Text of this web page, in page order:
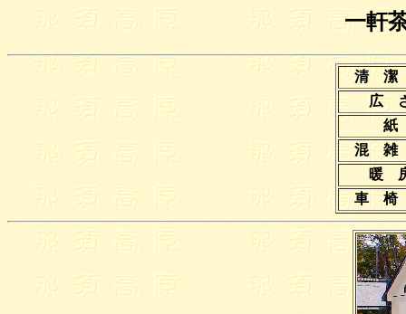
一軒
清
広
混
暖
車